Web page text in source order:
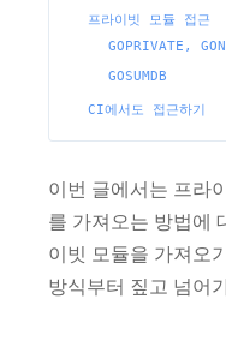
프라이빗 모듈 접근
GOPRIVATE,
GOSUMDB
CI에서도 접근하기
이번 글에서는 프라
를 가져오는 방법에
이빗 모듈을 가져오
방식부터 짚고 넘어